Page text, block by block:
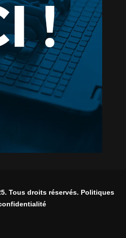
Tous droits réservés. Politiques